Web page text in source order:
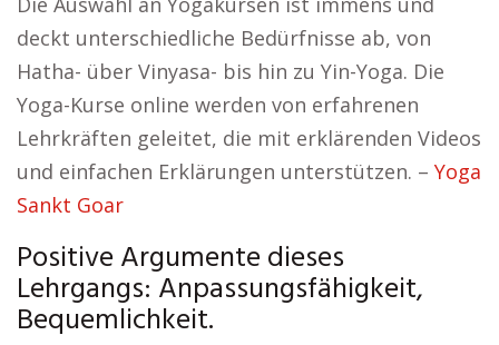
deckt unterschiedliche Bedürfnisse ab, von
Hatha- über Vinyasa- bis hin zu Yin-Yoga. Die
Yoga-Kurse online werden von erfahrenen
Lehrkräften geleitet, die mit erklärenden Videos
und einfachen Erklärungen unterstützen. – Yoga
Sankt Goar
Positive Argumente dieses
Lehrgangs: Anpassungsfähigkeit,
Bequemlichkeit.